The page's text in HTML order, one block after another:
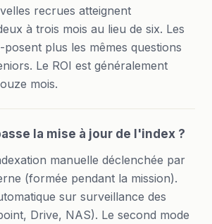
recrues atteignent
à trois mois au lieu de six. Les
plus les mêmes questions
Le ROI est généralement
mois.
la mise à jour de l'index ?
manuelle déclenchée par
(formée pendant la mission).
sur surveillance des
Drive, NAS). Le second mode